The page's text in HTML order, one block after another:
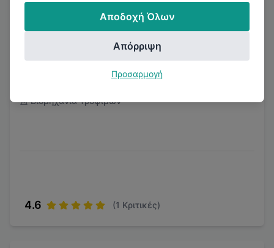
Olympic Catering
Βιομηχανία Τροφίμων
4.6 (1 Κριτικές)
Αποδοχή Όλων
Απόρριψη
Προσαρμογή